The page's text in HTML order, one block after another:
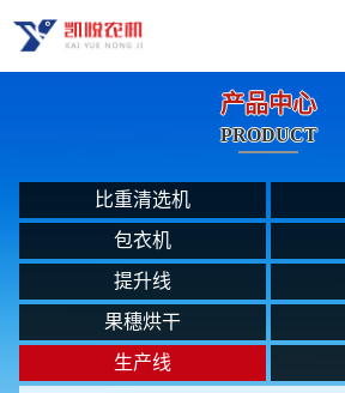
产品中心
PRODUCT
比重清选机
包衣机
提升线
果穗烘干
生产线